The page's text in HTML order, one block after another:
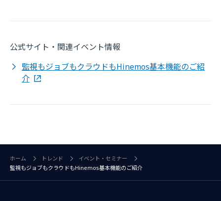
公式サイト・関連イベント情報
監視もジョブもクラウドもHinemos基本機能のご紹
介
ホーム トレンド
イベント・セミナー
監視もジョブもクラウドもHinemos基本機能のご紹介